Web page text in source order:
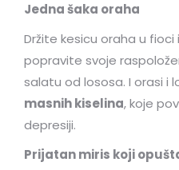
Jedna šaka oraha
Držite kesicu oraha u
popravite svoje
salatu od lososa. I orasi i
masnih kiselina, koje
depresiji.
Prijatan miris koji